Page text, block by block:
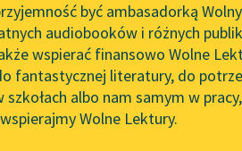
API
OAI-PMH
Widget Wolnych Lektur
być ambasadorką
audiobooków i różnych
wspierać finansowo Wolne
fantastycznej literatury, do
albo nam samym w
Wolne Lektury.